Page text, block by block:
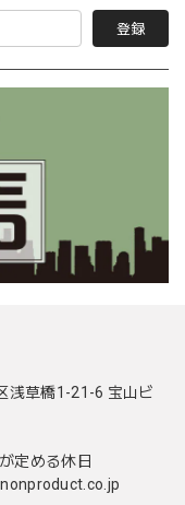
登録
浅草橋1-21-6 宝山ビ
定める休日